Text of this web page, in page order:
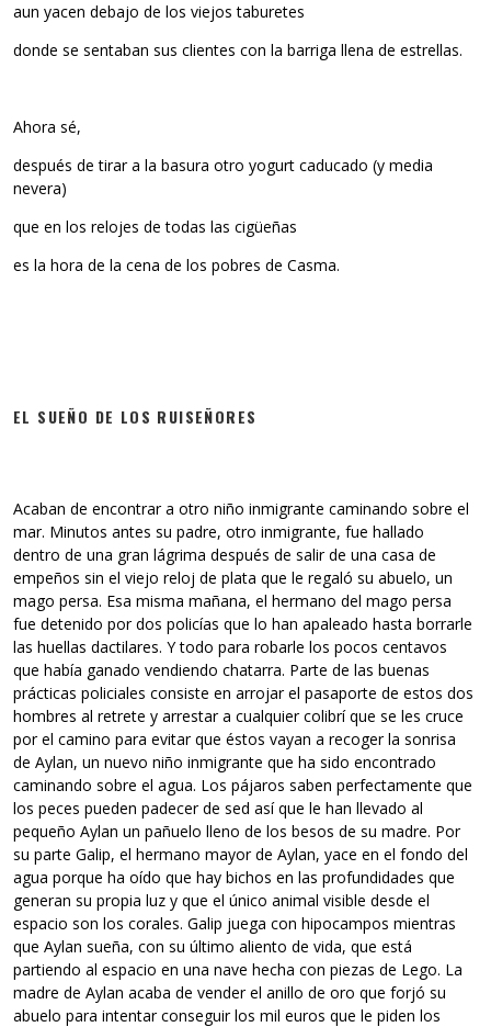
aun yacen debajo de los viejos taburetes
donde se sentaban sus clientes con la barriga llena de estrellas.
Ahora sé,
después de tirar a la basura otro yogurt caducado (y media
nevera)
que en los relojes de todas las cigüeñas
es la hora de la cena de los pobres de Casma.
EL SUEÑO DE LOS RUISEÑORES
Acaban de encontrar a otro niño inmigrante caminando sobre el
mar. Minutos antes su padre, otro inmigrante, fue hallado
dentro de una gran lágrima después de salir de una casa de
empeños sin el viejo reloj de plata que le regaló su abuelo, un
mago persa. Esa misma mañana, el hermano del mago persa
fue detenido por dos policías que lo han apaleado hasta borrarle
las huellas dactilares. Y todo para robarle los pocos centavos
que había ganado vendiendo chatarra. Parte de las buenas
prácticas policiales consiste en arrojar el pasaporte de estos dos
hombres al retrete y arrestar a cualquier colibrí que se les cruce
por el camino para evitar que éstos vayan a recoger la sonrisa
de Aylan, un nuevo niño inmigrante que ha sido encontrado
caminando sobre el agua. Los pájaros saben perfectamente que
los peces pueden padecer de sed así que le han llevado al
pequeño Aylan un pañuelo lleno de los besos de su madre. Por
su parte Galip, el hermano mayor de Aylan, yace en el fondo del
agua porque ha oído que hay bichos en las profundidades que
generan su propia luz y que el único animal visible desde el
espacio son los corales. Galip juega con hipocampos mientras
que Aylan sueña, con su último aliento de vida, que está
partiendo al espacio en una nave hecha con piezas de Lego. La
madre de Aylan acaba de vender el anillo de oro que forjó su
abuelo para intentar conseguir los mil euros que le piden los